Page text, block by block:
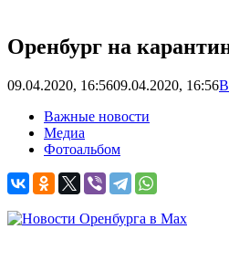
Оренбург на
09.04.2020, 16:5609.04.2020, 16:56
Важные новости
Медиа
Фотоальбом